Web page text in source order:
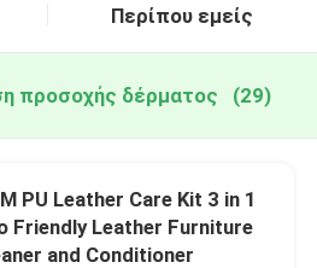
Περίπου εμείς
προσοχής δέρματος (29)
PU Leather Care Kit 3 in 1
Friendly Leather Furniture
and Conditioner